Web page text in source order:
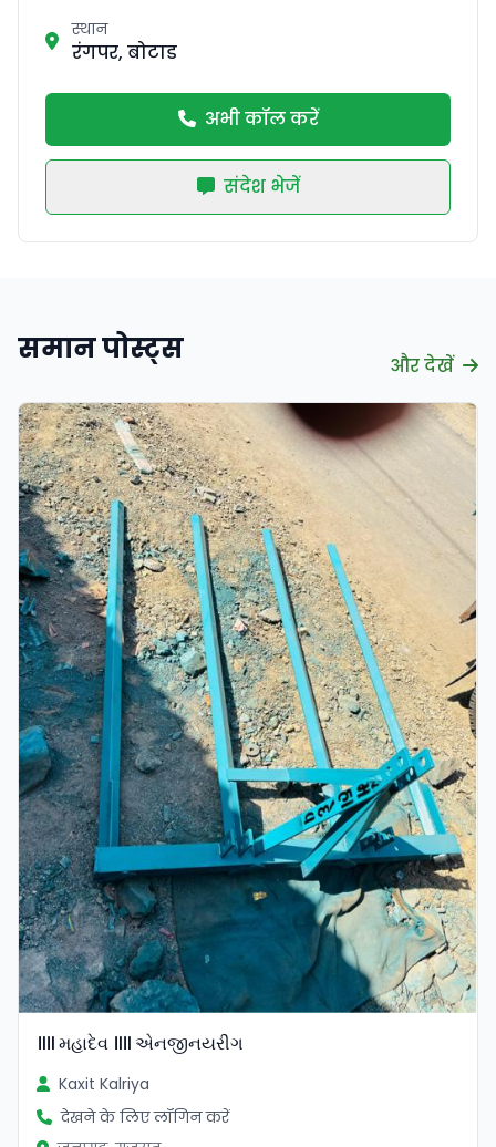
स्थान
रंगपर, बोटाड
अभी कॉल करें
संदेश भेजें
समान पोस्ट्स और देखें
सत्यापित
॥॥ મહાદેવ ॥॥ એનજીનયરીગ
Kaxit Kalriya
देखने के लिए लॉगिन करें